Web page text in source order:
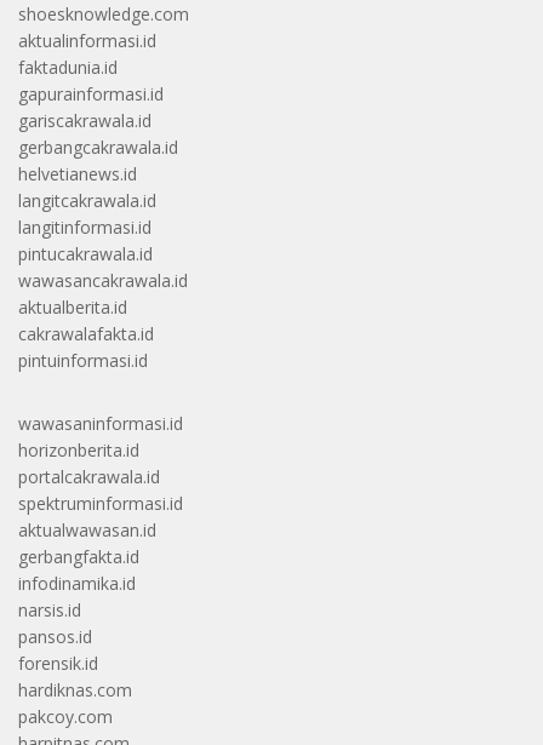
shoesknowledge.com
aktualinformasi.id
faktadunia.id
gapurainformasi.id
gariscakrawala.id
gerbangcakrawala.id
helvetianews.id
langitcakrawala.id
langitinformasi.id
pintucakrawala.id
wawasancakrawala.id
aktualberita.id
cakrawalafakta.id
pintuinformasi.id
wawasaninformasi.id
horizonberita.id
portalcakrawala.id
spektruminformasi.id
aktualwawasan.id
gerbangfakta.id
infodinamika.id
narsis.id
pansos.id
forensik.id
hardiknas.com
pakcoy.com